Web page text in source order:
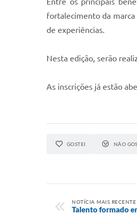
fortalecimento da
de experiências.
Nesta edição, serão
As inscrições já estão
GOSTEI NÃO
NOTÍCIA MAIS RECENTE
Talento formado